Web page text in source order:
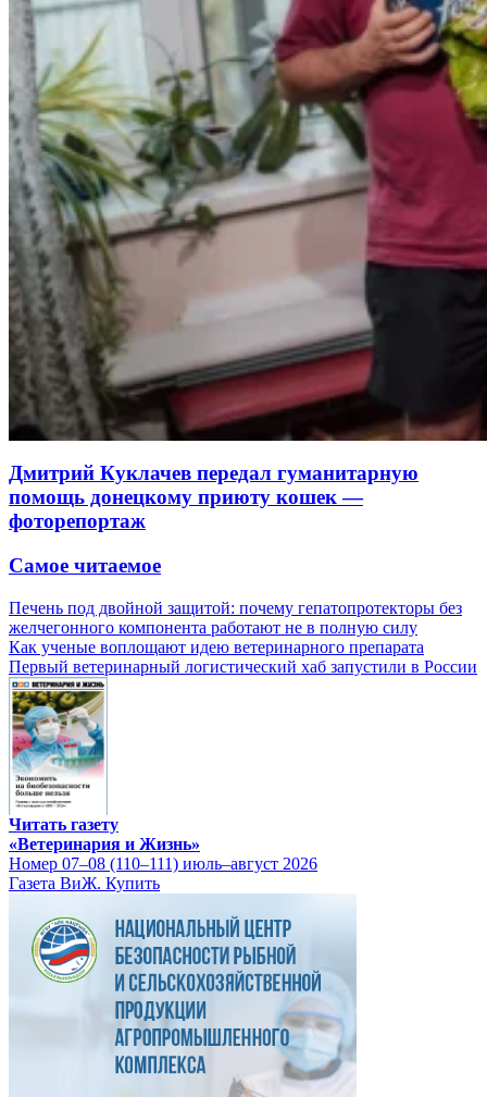
Дмитрий Куклачев передал гуманитарную
помощь донецкому приюту кошек —
фоторепортаж
Самое читаемое
Печень под двойной защитой: почему гепатопротекторы без
желчегонного компонента работают не в полную силу
Как ученые воплощают идею ветеринарного препарата
Первый ветеринарный логистический хаб запустили в России
Читать газету
«Ветеринария и Жизнь»
Номер 07–08 (110–111) июль–август 2026
Газета ВиЖ. Купить